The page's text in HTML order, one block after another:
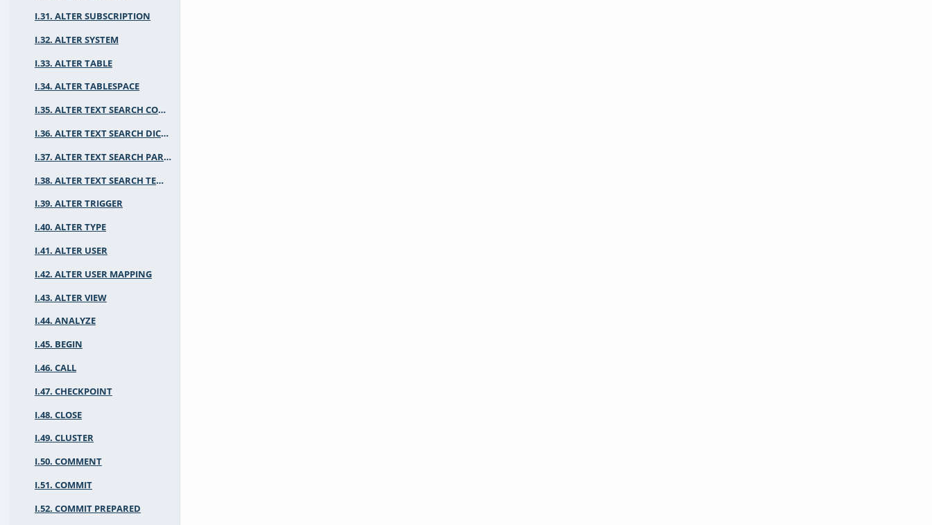
I.31. ALTER SUBSCRIPTION
I.32. ALTER SYSTEM
I.33. ALTER TABLE
I.34. ALTER TABLESPACE
I.35. ALTER TEXT SEARCH CONFIGURATION
I.36. ALTER TEXT SEARCH DICTIONARY
I.37. ALTER TEXT SEARCH PARSER
I.38. ALTER TEXT SEARCH TEMPLATE
I.39. ALTER TRIGGER
I.40. ALTER TYPE
I.41. ALTER USER
I.42. ALTER USER MAPPING
I.43. ALTER VIEW
I.44. ANALYZE
I.45. BEGIN
I.46. CALL
I.47. CHECKPOINT
I.48. CLOSE
I.49. CLUSTER
I.50. COMMENT
I.51. COMMIT
I.52. COMMIT PREPARED